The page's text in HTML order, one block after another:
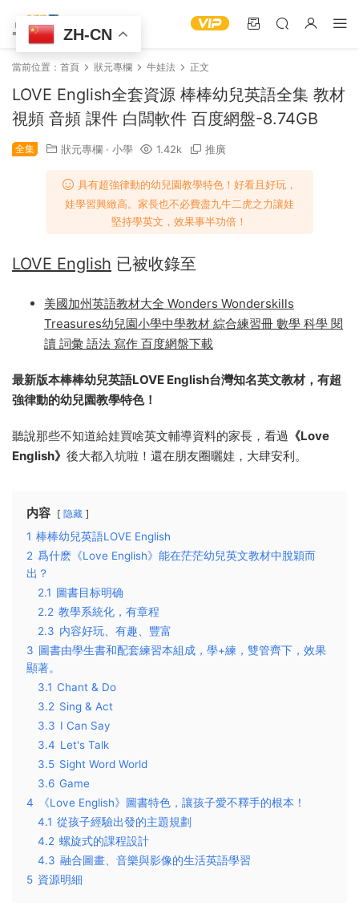
當前位置： 首頁 狀元專欄 牛娃法 正文
LOVE English全套資源 棒棒幼兒英語全集 教材
視頻 音頻 課件 白闆軟件 百度網盤-8.74GB
全集 狀元專欄 · 小學 1.42k 推廣
具有超強律動的幼兒園教學特色！好看且好玩，
娃學習興緻高。家長也不必費盡九牛二虎之力讓娃
堅持學英文，效果事半功倍！
LOVE English 已被收錄至
美國加州英語教材大全 Wonders Wonderskills
Treasures幼兒園小學中學教材 綜合練習冊 數學 科學 閱
讀 詞彙 語法 寫作 百度網盤下載
最新版本棒棒幼兒英語LOVE English台灣知名英文教材，有超
強律動的幼兒園教學特色！
聽說那些不知道給娃買啥英文輔導資料的家長，看過 《Love
English》 後大都入坑啦！還在朋友圈曬娃，大肆安利。
内容 隐藏
1 棒棒幼兒英語LOVE English
2 爲什麽《Love English》能在茫茫幼兒英文教材中脫穎而
出？
2.1 圖書目标明确
2.2 教學系統化，有章程
2.3 内容好玩、有趣、豐富
3 圖書由學生書和配套練習本組成，學+練，雙管齊下，效果
顯著。
3.1 Chant & Do
3.2 Sing & Act
3.3 I Can Say
3.4 Let's Talk
3.5 Sight Word World
3.6 Game
4
《Love English》圖書特色，讓孩子愛不釋手的根本！
4.1 從孩子經驗出發的主題規劃
4.2 螺旋式的課程設計
4.3 融合圖畫、音樂與影像的生活英語學習
5 資源明細
ZH-CN